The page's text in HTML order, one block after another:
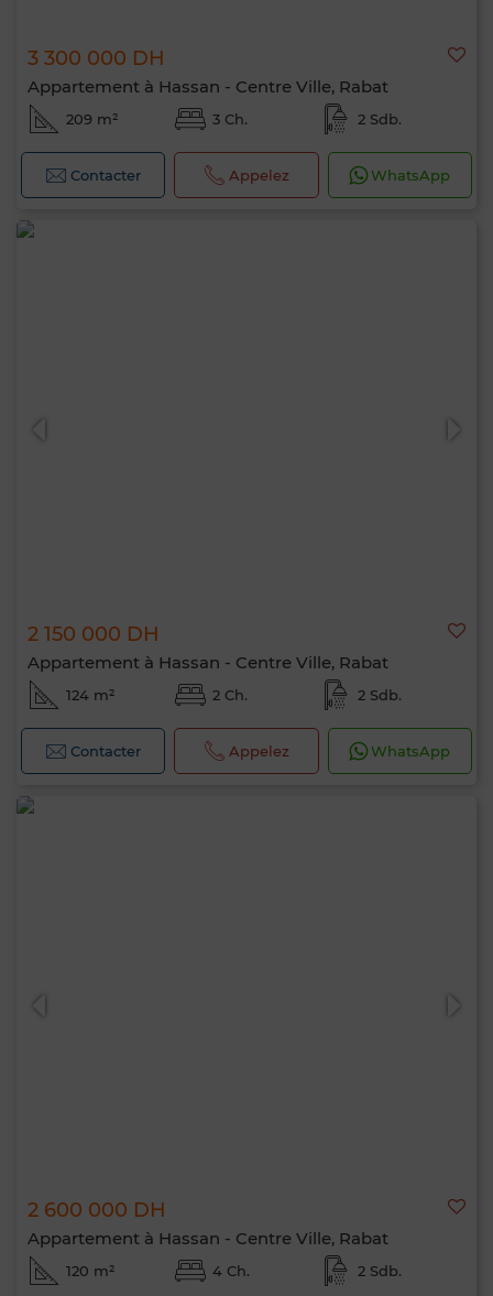
3 300 000 DH
Appartement à Hassan - Centre Ville, Rabat
209 m² 3 Ch. 2 Sdb.
Contacter Appelez WhatsApp
2 150 000 DH
Appartement à Hassan - Centre Ville, Rabat
124 m² 2 Ch. 2 Sdb.
Contacter Appelez WhatsApp
2 600 000 DH
Appartement à Hassan - Centre Ville, Rabat
120 m² 4 Ch. 2 Sdb.